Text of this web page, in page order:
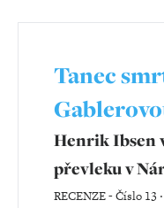
Tanec
Henrik Ibsen
převleku v
RECENZE-Číslo 13